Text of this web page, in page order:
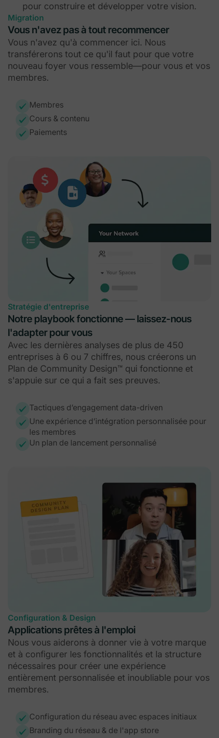
pour construire et développer votre vision.
Migration
Vous n'avez pas à tout recommencer
Vous n'avez qu'à commencer ici. Nous
transférerons tout ce qu'il faut pour que votre
nouveau foyer vous ressemble—pour vous et vos
membres.
Membres
Cours & contenu
Paiements
Stratégie d'entreprise
Notre playbook fonctionne — laissez-nous
l'adapter pour vous
Avec les dernières analyses de plus de 450
entreprises à 6 ou 7 chiffres, nous créerons un
Plan de Community Design™ qui fonctionne et
s'appuie sur ce qui a fait ses preuves.
Tactiques d’engagement data-driven
Une expérience d’intégration personnalisée pour
les membres
Un plan de lancement personnalisé
Configuration & Design
Applications prêtes à l'emploi
Nous vous aiderons à donner vie à votre marque
et à configurer les fonctionnalités et la structure
nécessaires pour créer une expérience
entièrement personnalisée et inoubliable pour vos
membres.
Configuration du réseau avec espaces initiaux
Branding du réseau & de l'app store